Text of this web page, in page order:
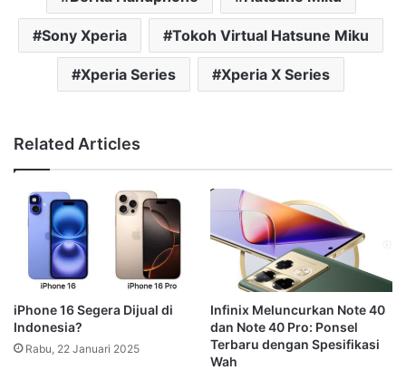
Sony Xperia Tokoh Virtual Hatsune Miku
Xperia Series Xperia X Series
Related Articles
iPhone 16 Segera Dijual di
Indonesia?
Rabu, 22 Januari 2025
Infinix Meluncurkan Note 40
dan Note 40 Pro: Ponsel
Terbaru dengan Spesifikasi
Wah